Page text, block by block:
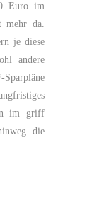
Euro im
mehr da.
je diese
andere
im griff
die